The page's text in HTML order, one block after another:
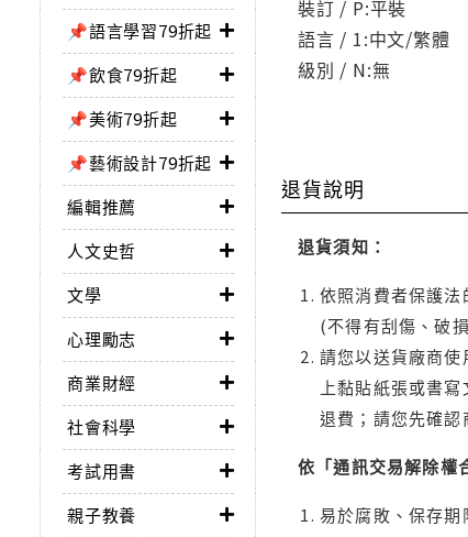
📌語言學習79折起
📌飲食79折起
📌美術79折起
📌藝術設計79折起
編輯推薦
人文史哲
文學
心理勵志
商業財經
社會科學
考試用書
親子教養
裝訂 / P:平裝
語言 / 1:中文/繁體
級別 / N:無
退貨說明
退貨須知：
依照消費者保護
(不得有刮傷、破
請您以送貨廠商
上黏貼紙張或書
退費；請您先確認
依「通訊交易解除權
易於腐敗、保存